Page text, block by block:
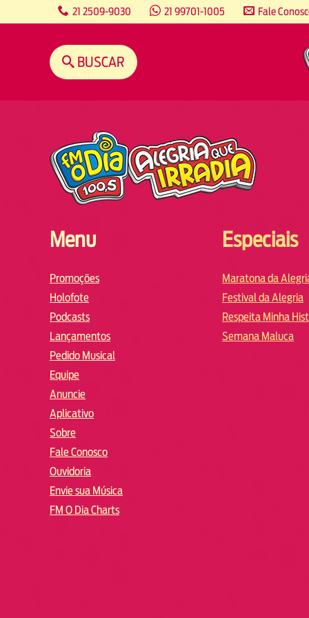
21 2509-9030 21 99701-1005 Fale
BUSCAR
Menu
Promoções
Holofote
Podcasts
Lançamentos
Pedido Musical
Equipe
Anuncie
Aplicativo
Sobre
Fale Conosco
Ouvidoria
Envie sua Música
FM O Dia Charts
Especiais
Maratona da
Festival da Alegria
Respeita Minha
Semana Maluca